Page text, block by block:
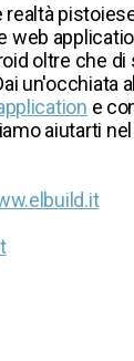
realtà
oltre che
un'occhiata
e
aiutarti